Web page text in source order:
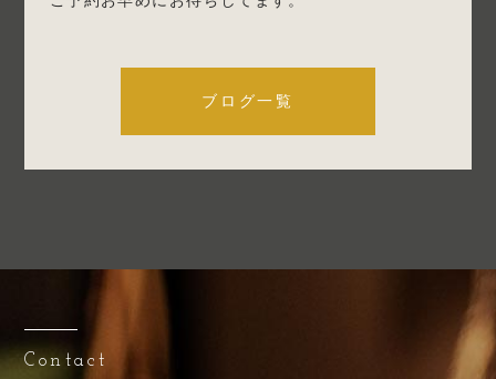
ブログ一覧
Contact